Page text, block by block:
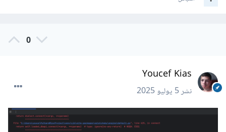
0
Youcef Kias
نشر5 يوليو 2025